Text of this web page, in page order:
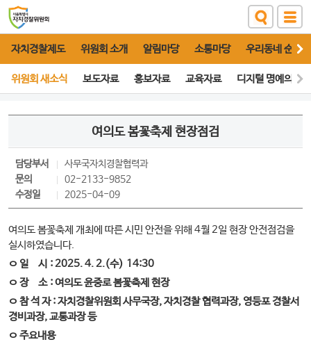
자치경찰제도 위원회 소개 알림마당 소통마당 우리동네 순찰대
위원회 새소식 보도자료 홍보자료 교육자료 디지털 명예의 전
여의도 봄꽃축제 현장점검
담당부서 사무국자치경찰협력과
문의
02-2133-9852
수정일
2025-04-09
여의도 봄꽃축제 개최에 따른 시민 안전을 위해 4월 2일 현장 안전점검을
실시하였습니다.
ㅇ 일 시 : 2025. 4. 2.(수) 14:30
ㅇ 장 소 :여의도 윤중로 봄꽃축제 현장
ㅇ 참 석 자 : 자치경찰위원회 사무국장, 자치경찰 협력과장, 영등포 경찰서
경비과장, 교통과장 등
ㅇ 주요내용